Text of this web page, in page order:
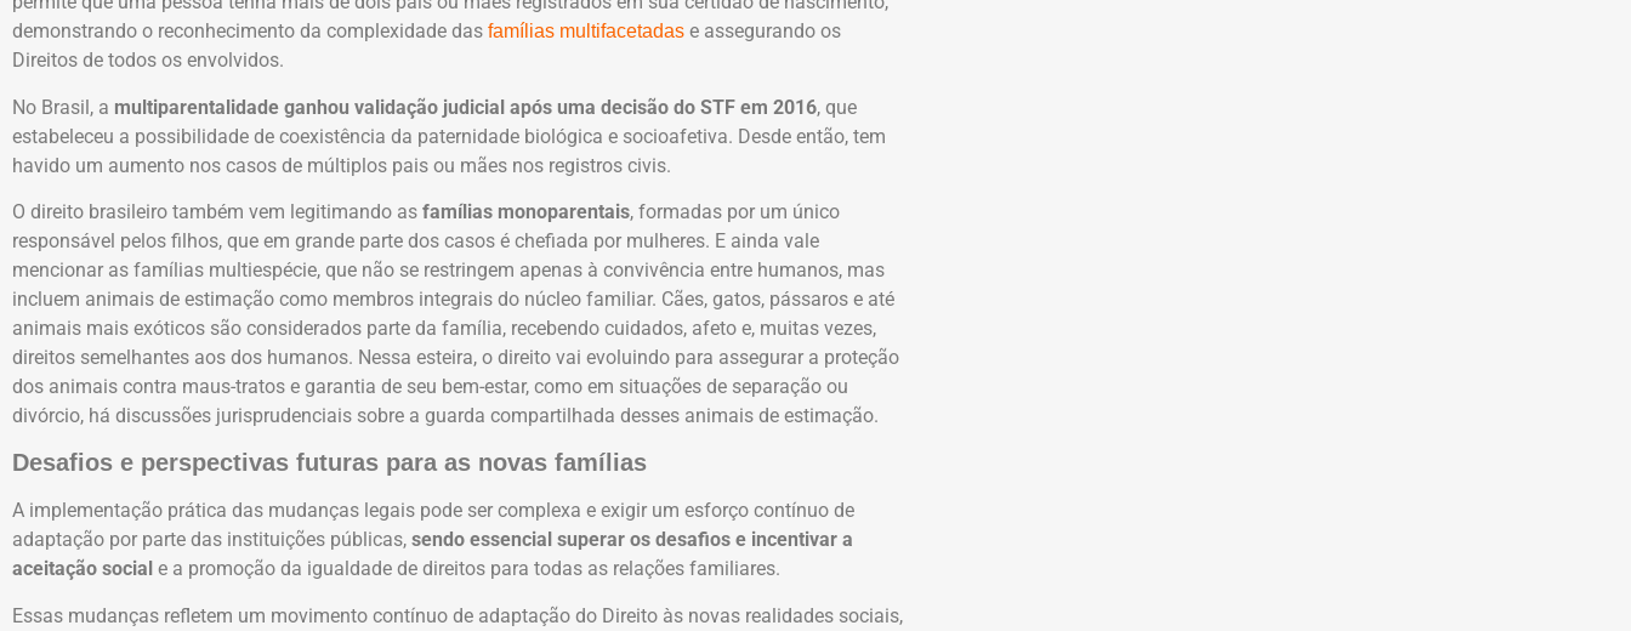
demonstrando o reconhecimento da complexidade das famílias multifacetadas e assegurando os
Direitos de todos os envolvidos.
No Brasil, a multiparentalidade ganhou validação judicial após uma decisão do STF em 2016, que
estabeleceu a possibilidade de coexistência da paternidade biológica e socioafetiva. Desde então, tem
havido um aumento nos casos de múltiplos pais ou mães nos registros civis.
O direito brasileiro também vem legitimando as famílias monoparentais, formadas por um único
responsável pelos filhos, que em grande parte dos casos é chefiada por mulheres. E ainda vale
mencionar as famílias multiespécie, que não se restringem apenas à convivência entre humanos, mas
incluem animais de estimação como membros integrais do núcleo familiar. Cães, gatos, pássaros e até
animais mais exóticos são considerados parte da família, recebendo cuidados, afeto e, muitas vezes,
direitos semelhantes aos dos humanos. Nessa esteira, o direito vai evoluindo para assegurar a proteção
dos animais contra maus-tratos e garantia de seu bem-estar, como em situações de separação ou
divórcio, há discussões jurisprudenciais sobre a guarda compartilhada desses animais de estimação.
Desafios e perspectivas futuras para as novas famílias
A implementação prática das mudanças legais pode ser complexa e exigir um esforço contínuo de
adaptação por parte das instituições públicas, sendo essencial superar os desafios e incentivar a
aceitação social e a promoção da igualdade de direitos para todas as relações familiares.
Essas mudanças refletem um movimento contínuo de adaptação do Direito às novas realidades sociais,